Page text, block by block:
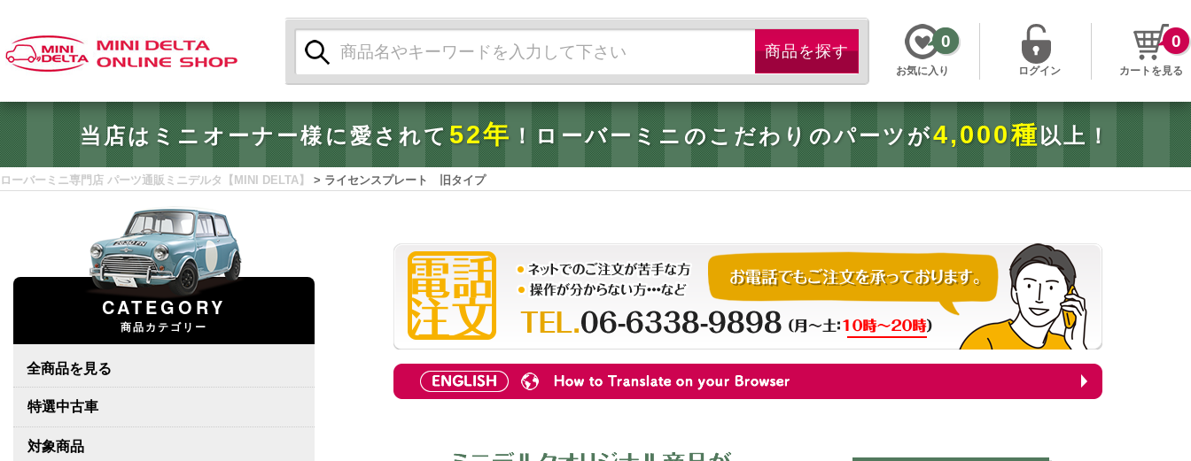
索:
お気に入り
0
ログイン カートを見る
0
当店はミニオーナー様に愛されて52年 ！ローバーミニのこだわりのパーツが4,000種 以上！
ローバーミニ専門店 パーツ通販ミニデルタ【MINI DELTA】 > ライセンスプレート 旧タイプ
CATEGORY
商品カテゴリー
全商品を見る
特選中古車
対象商品